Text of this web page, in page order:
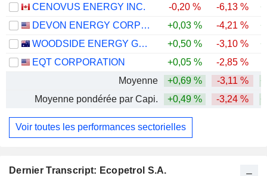
Dernier Transcript: Ecopetrol S.A.
CENOVUS ENERGY INC.
-0,20 % -6,13 %
DEVON ENERGY CORPORATION
+0,03 % -4,21 %
WOODSIDE ENERGY GROUP LTD
+0,50 % -3,10 %
EQT CORPORATION
+0,05 % -2,85 %
Moyenne
+0,69 % -3,11 %
Moyenne pondérée par Capi.
+0,49 % -3,24 %
Voir toutes les performances sectorielles